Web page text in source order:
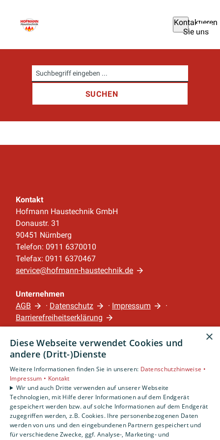
Kontaktieren
Sie uns
Suchbegriff...
Kontakt
Hofmann Haustechnik GmbH
Donaustr. 31
90451 Nürnberg
Telefon: 0911 6370010
Telefax: 0911 6370467
service@hofmann-haustechnik.de
Unternehmen
AGB
· Datenschutz · Impressum
·
Barrierefreiheitserklärung
Leistungen
Privatkunden
Gewerbekunden
Karriere
Unternehmen
Standort
Nürnberg
×
Diese Webseite verwendet Cookies und
andere (Dritt-)Dienste
Weitere Informationen finden Sie in unseren: Datenschutzhinweise •
Impressum • Kontakt
Wir und auch Dritte verwenden auf unserer Webseite
Technologien, mit Hilfe derer Informationen auf dem Endgerät
gespeichert werden bzw. auf solche Informationen auf dem Endgerät
zugegriffen werden, z.B. Cookies. Ihre personenbezogenen Daten
werden von uns und den eingebundenen Partnern gespeichert und
für verschiedene Zwecke, ggf. Analyse-, Marketing- und